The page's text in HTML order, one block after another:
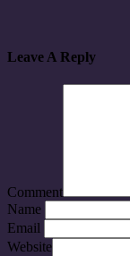
Leave A Reply
Comment
Name
Email
Website